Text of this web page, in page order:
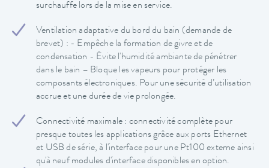
surchauffe lors de la mise en service.
Ventilation adaptative du bord du bain (demande de
brevet) : - Empêche la formation de givre et de
condensation - Évite l'humidité ambiante de pénétrer
dans le bain – Bloque les vapeurs pour protéger les
composants électroniques. Pour une sécurité d’utilisation
accrue et une durée de vie prolongée.
Connectivité maximale : connectivité complète pour
presque toutes les applications grâce aux ports Ethernet
et USB de série, à l'interface pour une Pt100 externe ainsi
qu'à neuf modules d'interface disponibles en option.